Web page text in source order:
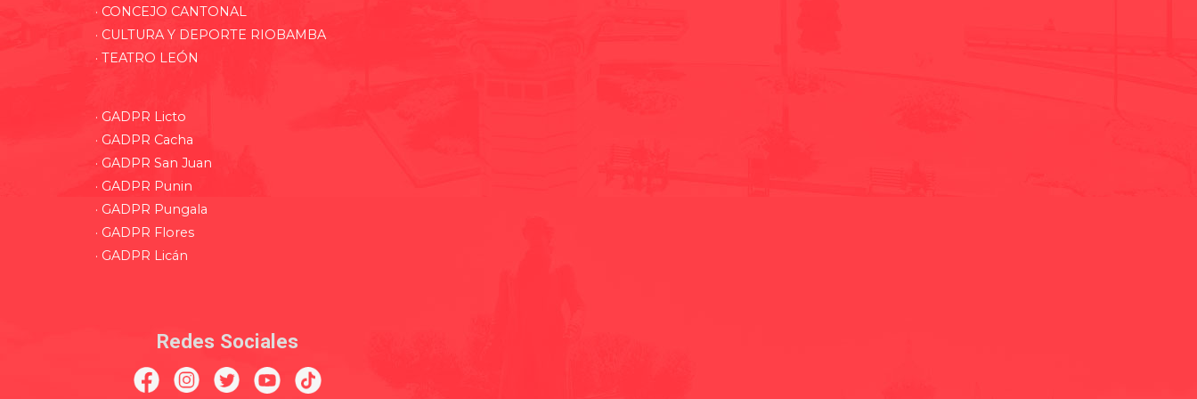
· CONCEJO CANTONAL
· CULTURA Y DEPORTE RIOBAMBA
· TEATRO LEÓN
· GADPR Licto
· GADPR Cacha
· GADPR San Juan
· GADPR Punin
· GADPR Pungala
· GADPR Flores
· GADPR Licán
Redes Sociales